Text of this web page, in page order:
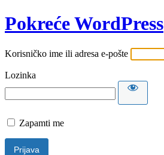
Pokreće WordPress
Korisničko ime ili adresa e-pošte
Lozinka
Zapamti me